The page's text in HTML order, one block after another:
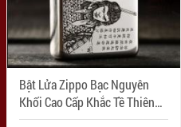
Bật Lửa Zippo Bạc Nguyên
Khối Cao Cấp Khắc Tề Thiên
Đại Thánh Armor